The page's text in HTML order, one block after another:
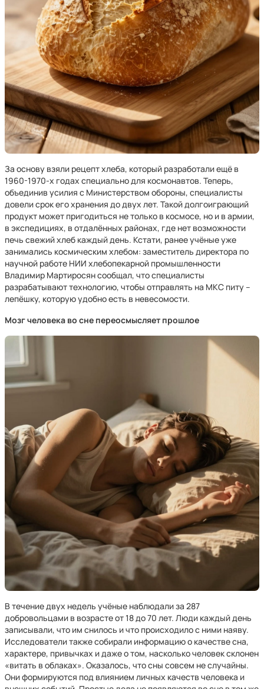
За основу взяли рецепт хлеба, который разработали ещё в
1960-1970-х годах специально для космонавтов. Теперь,
объединив усилия с Министерством обороны, специалисты
довели срок его хранения до двух лет. Такой долгоиграющий
продукт может пригодиться не только в космосе, но и в армии,
в экспедициях, в отдалённых районах, где нет возможности
печь свежий хлеб каждый день. Кстати, ранее учёные уже
занимались космическим хлебом: заместитель директора по
научной работе НИИ хлебопекарной промышленности
Владимир Мартиросян сообщал, что специалисты
разрабатывают технологию, чтобы отправлять на МКС питу –
лепёшку, которую удобно есть в невесомости.
Мозг человека во сне переосмысляет прошлое
В течение двух недель учёные наблюдали за 287
добровольцами в возрасте от 18 до 70 лет. Люди каждый день
записывали, что им снилось и что происходило с ними наяву.
Исследователи также собирали информацию о качестве сна,
характере, привычках и даже о том, насколько человек склонен
«витать в облаках». Оказалось, что сны совсем не случайны.
Они формируются под влиянием личных качеств человека и